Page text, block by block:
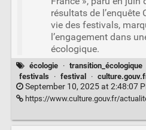
résultats de l’enquête
vie des festivals,
l’engagement dans
écologique.
écologie · transition_écologique
festivals
· festival ·
September 10, 2025 at 2:48:07
https://www.culture.gouv.fr/